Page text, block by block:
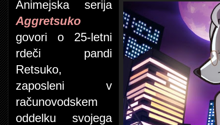
Animejska serija
Aggretsuko
govori o 25-letni
rdeči pandi
Retsuko,
zaposleni v
računovodskem
oddelku svojega